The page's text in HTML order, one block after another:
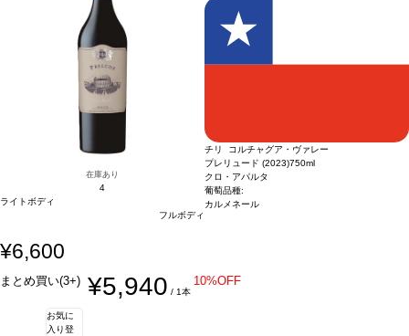
在庫あり
4
ライトボディ
フルボディ
チリ コルチャグア・ヴァレー
プレリュード (2023)750ml
クロ・アパルタ
葡萄品種:
カルメネール
¥6,600
まとめ買い(3+) ¥5,940 / 1本
10%OFF
お気に
入り登